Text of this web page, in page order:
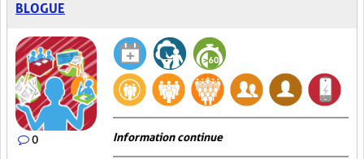
BLOGUE
0 Information continue